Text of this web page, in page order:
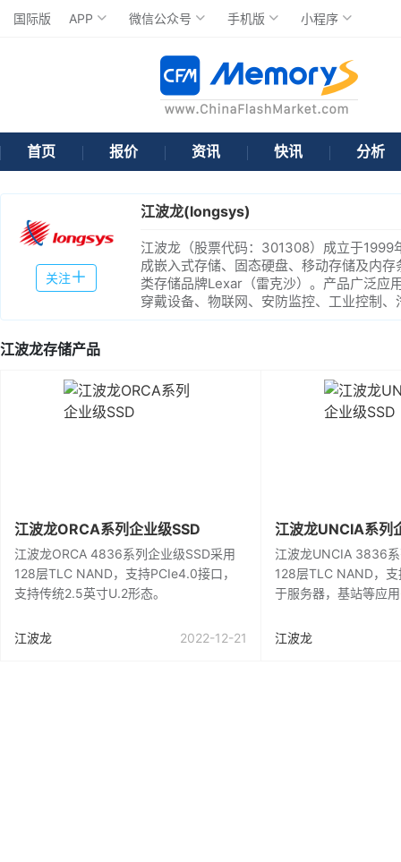
国际版 APP 微信公众号 手机版 小程序
首页 报价 资讯 快讯 分析
关注
江波龙(longsys)
江波龙（股票代码：301308）成立于1999
成嵌入式存储、固态硬盘、移动存储及内
类存储品牌Lexar（雷克沙）。产品广泛应
穿戴设备、物联网、安防监控、工业控制、
江波龙存储产品
江波龙ORCA系列企业级SSD
江波龙ORCA 4836系列企业级SSD采用
128层TLC NAND，支持PCIe4.0接口，
支持传统2.5英寸U.2形态。
江波龙 2022-12-21
江波龙UNCIA系列
江波龙UNCIA 3836
128层TLC NAND，
于服务器，基站等应
江波龙